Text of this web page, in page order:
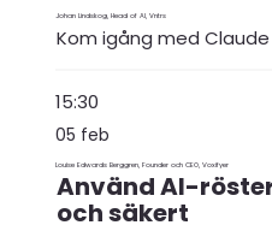
Johan Lindskog, Head of AI, Vntrs
Kom igång med
15:30
05 feb
Louise Edwards Berggren, Founder och CEO, Voxifyer
Använd AI-
och säkert